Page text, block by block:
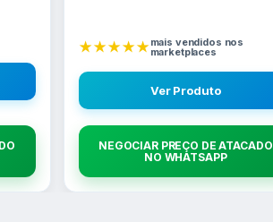
★★★★★mais vendidos nos
marketplaces
Ver Produto
NEGOCIAR PREÇO DE ATACADO
NO WHATSAPP